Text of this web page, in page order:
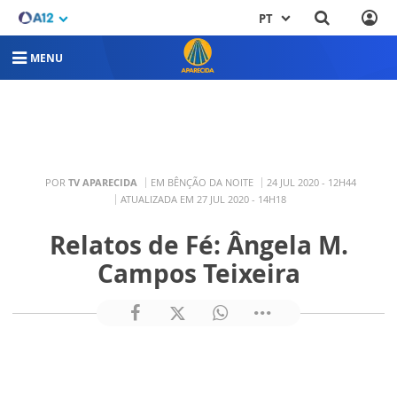
PT
MENU
POR TV APARECIDA EM BÊNÇÃO DA NOITE
24 JUL 2020 - 12H44
ATUALIZADA EM 27 JUL 2020 - 14H18
Relatos de Fé: Ângela M.
Campos Teixeira